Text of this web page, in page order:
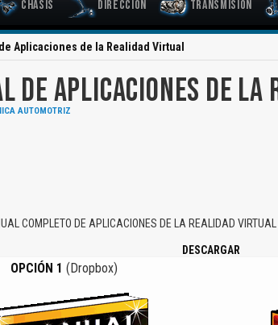
Chasis Dirección Transmisión
Aplicaciones de la Realidad Virtual
DE APLICACIONES DE LA
AUTOMOTRIZ
COMPLETO DE APLICACIONES DE LA REALIDAD
DESCARGAR
OPCIÓN 1 (Dropbox)